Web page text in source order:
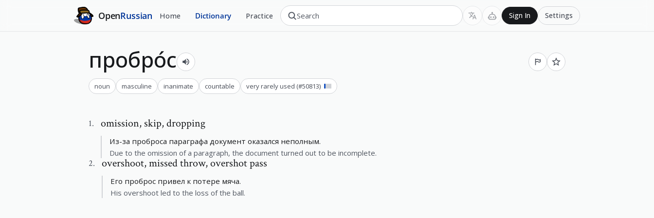
OpenRussian Home Dictionary Practice Sign In Settings
пробро́с
noun masculine inanimate countable very rarely used (#50813)
1. omission, skip, dropping
Из-за проброса параграфа документ оказался неполным.
Due to the omission of a paragraph, the document turned out to be incomplete.
2. overshoot,missed throw, overshot pass
Его проброс привел к потере мяча.
His overshoot led to the loss of the ball.